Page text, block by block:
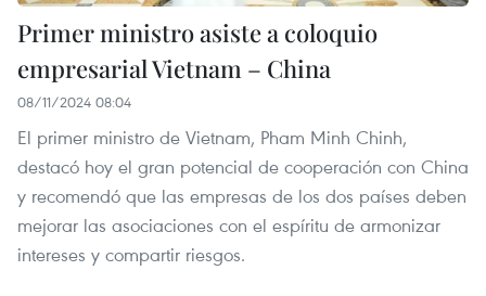
Primer ministro asiste a coloquio
empresarial Vietnam – China
08/11/2024 08:04
El primer ministro de Vietnam, Pham Minh Chinh,
destacó hoy el gran potencial de cooperación con China
y recomendó que las empresas de los dos países deben
mejorar las asociaciones con el espíritu de armonizar
intereses y compartir riesgos.